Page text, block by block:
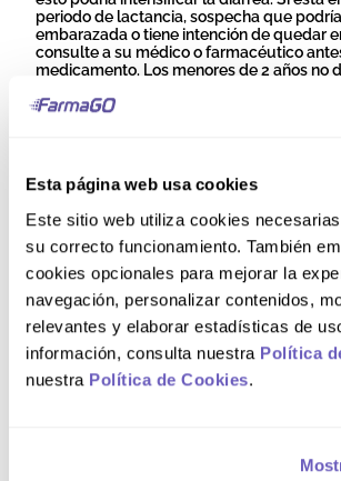
Esta página web usa cookies
Este sitio web utiliza cookies
su correcto funcionamiento. También
cookies opcionales para mejorar la
navegación, personalizar contenidos,
relevantes y elaborar estadísticas de
información, consulta nuestra Política
nuestra Política de Cookies.
periodo de lactancia, sospecha que
embarazada o tiene intención de quedar
consulte a su médico o farmacéutico
medicamento. Los menores de 2 años no
Vía oral. Los niños deben recibir
frecuentes y administradas lentamente
Pediátrico NF Sabor a Fresa. La dosis
corporal. Niños menores de 2 años: úselo
consejo de un médico. Niños de 2 a 11
de diarrea, vómitos y/o sudoración
50 a 100 mL por kg (2.2 libras) de peso
primeras 3 a 4 horas. Mientras continúan
vómitos y/o la sudoración abundante,
por cada episodio adicional de diarrea o
máximo de 1 L por hora. Adolescentes de
continúan la diarrea, los vómitos y/o la